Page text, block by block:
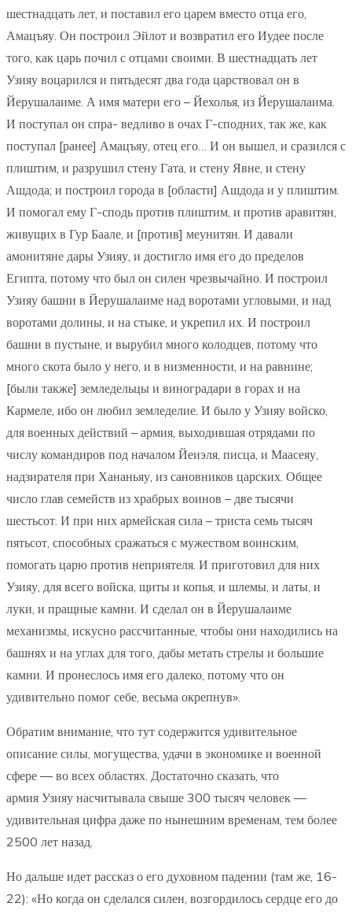
шестнадцать лет, и поставил его царем вместо отца его,
Амацъяу. Он построил Эйлот и возвратил его Иудее после
того, как царь почил с отцами своими. В шестнадцать лет
Узияу воцарился и пятьдесят два года царствовал он в
Йерушалаиме. А имя матери его – Йехолья, из Йерушалаима.
И поступал он спра- ведливо в очах Г-сподних, так же, как
поступал [ранее] Амацъяу, отец его… И он вышел, и сразился с
плиштим, и разрушил стену Гата, и стену Явне, и стену
Ашдода; и построил города в [области] Ашдода и у плиштим.
И помогал ему Г-сподь против плиштим, и против аравитян,
живущих в Гур Баале, и [против] меунитян. И давали
амонитяне дары Узияу, и достигло имя его до пределов
Египта, потому что был он силен чрезвычайно. И построил
Узияу башни в Йерушалаиме над воротами угловыми, и над
воротами долины, и на стыке, и укрепил их. И построил
башни в пустыне, и вырубил много колодцев, потому что
много скота было у него, и в низменности, и на равнине;
[были также] земледельцы и виноградари в горах и на
Кармеле, ибо он любил земледелие. И было у Узияу войско,
для военных действий – армия, выходившая отрядами по
числу командиров под началом Йеиэля, писца, и Маасеяу,
надзирателя при Хананьяу, из сановников царских. Общее
число глав семейств из храбрых воинов – две тысячи
шестьсот. И при них армейская сила – триста семь тысяч
пятьсот, способных сражаться с мужеством воинским,
помогать царю против неприятеля. И приготовил для них
Узияу, для всего войска, щиты и копья, и шлемы, и латы, и
луки, и пращные камни. И сделал он в Йерушалаиме
механизмы, искусно рассчитанные, чтобы они находились на
башнях и на углах для того, дабы метать стрелы и большие
камни. И пронеслось имя его далеко, потому что он
удивительно помог себе, весьма окрепнув».
Обратим внимание, что тут содержится удивительное
описание силы, могущества, удачи в экономике и военной
сфере — во всех областях. Достаточно сказать, что
армия Узияу насчитывала свыше 300 тысяч человек —
удивительная цифра даже по нынешним временам, тем более
2500 лет назад.
Но дальше идет рассказ о его духовном падении (там же, 16-
22): «Но когда он сделался силен, возгордилось сердце его до